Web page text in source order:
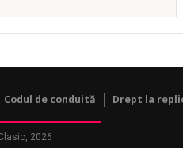
Codul de conduită Drept la
2026